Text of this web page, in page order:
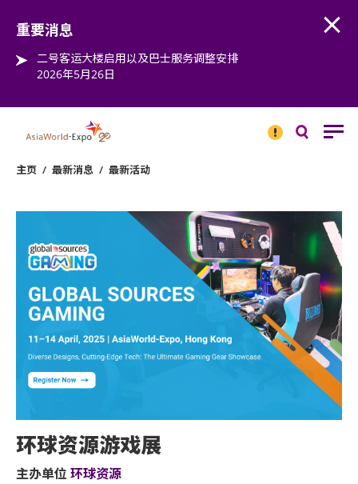
重要消息
二号客运大楼启用以及巴士服务调整安排
2026年5月26日
消息
主页 / 最新消息 / 最新活动
环球资源游戏展
主办单位 环球资源